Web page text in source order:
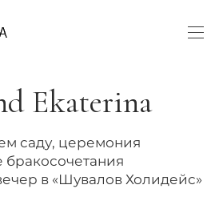
Ekaterina
саду, церемония
в «Шувалов Холидейс»